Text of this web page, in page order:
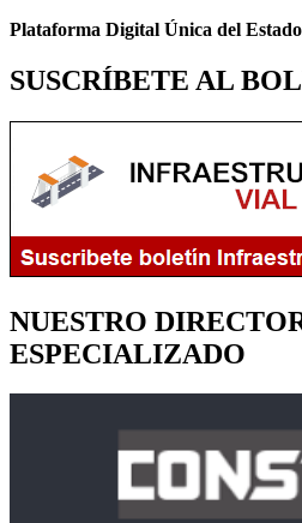
Plataforma Digital Única del
SUSCRÍBETE AL
NUESTRO
ESPECIALIZADO